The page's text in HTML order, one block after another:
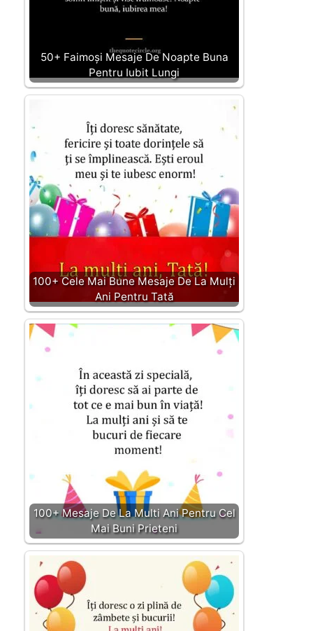
50+ Faimoși Mesaje De Noapte Buna
Pentru Iubit Lungi
100+ Cele Mai Bune Mesaje De La Mulți
Ani Pentru Tată
100+ Mesaje De La Multi Ani Pentru Cel
Mai Buni Prieteni